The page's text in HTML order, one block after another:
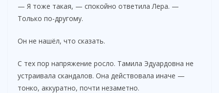
— Я тоже такая, — спокойно ответила Лера. —
Только по-другому.
Он не нашёл, что сказать.
С тех пор напряжение росло. Тамила Эдуардовна не
устраивала скандалов. Она действовала иначе —
тонко, аккуратно, почти незаметно.